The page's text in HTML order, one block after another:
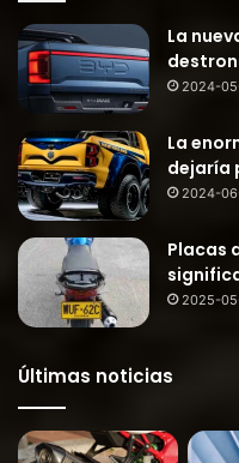
La
2024-
La
dejaría
2024-
Placas
2025-
Últimas noticias